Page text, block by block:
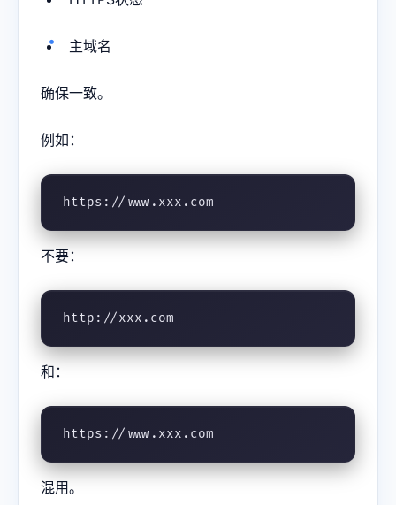
主域名
确保一致。
例如：
https://www.xxx.com
不要：
http://xxx.com
和：
https://www.xxx.com
混用。